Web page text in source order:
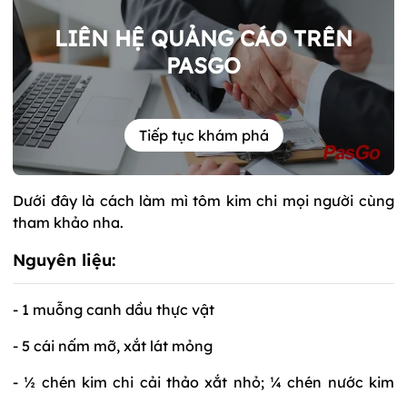
LIÊN HỆ QUẢNG CÁO TRÊN
PASGO
Tiếp tục khám phá
Dưới đây là cách làm mì tôm kim chi mọi người cùng
tham khảo nha.
Nguyên liệu:
- 1 muỗng canh dầu thực vật
- 5 cái nấm mỡ, xắt lát mỏng
- ½ chén kim chi cải thảo xắt nhỏ; ¼ chén nước kim